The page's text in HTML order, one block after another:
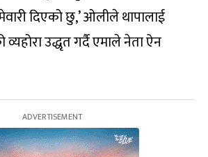
दिएको छु,’ ओलीले थापालाई
उद्धृत गर्दै एमाले नेता ऐन